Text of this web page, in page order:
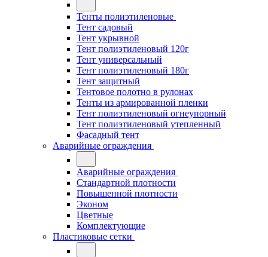
Тенты полиэтиленовые
Тент садовый
Тент укрывной
Тент полиэтиленовый 120г
Тент универсальный
Тент полиэтиленовый 180г
Тент защитный
Тентовое полотно в рулонах
Тенты из армированной пленки
Тент полиэтиленовый огнеупорный
Тент полиэтиленовый утепленный
Фасадный тент
Аварийные ограждения
Аварийные ограждения
Стандартной плотности
Повышенной плотности
Эконом
Цветные
Комплектующие
Пластиковые сетки